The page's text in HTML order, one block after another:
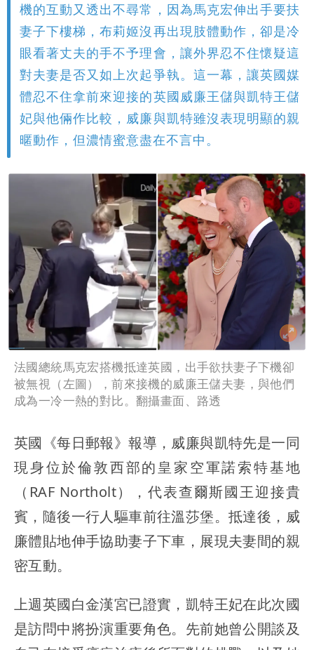
機的互動又透出不尋常，因為馬克宏伸出手要扶
妻子下樓梯，布莉姬沒再出現肢體動作，卻是冷
眼看著丈夫的手不予理會，讓外界忍不住懷疑這
對夫妻是否又如上次起爭執。這一幕，讓英國媒
體忍不住拿前來迎接的英國威廉王儲與凱特王儲
妃與他倆作比較，威廉與凱特雖沒表現明顯的親
暱動作，但濃情蜜意盡在不言中。
法國總統馬克宏搭機抵達英國，出手欲扶妻子下機卻
被無視（左圖），前來接機的威廉王儲夫妻，與他們
成為一冷一熱的對比。翻攝畫面、路透
英國《每日郵報》報導，威廉與凱特先是一同
現身位於倫敦西部的皇家空軍諾索特基地
（RAF Northolt），代表查爾斯國王迎接貴
賓，隨後一行人驅車前往溫莎堡。抵達後，威
廉體貼地伸手協助妻子下車，展現夫妻間的親
密互動。
上週英國白金漢宮已證實，凱特王妃在此次國
是訪問中將扮演重要角色。先前她曾公開談及